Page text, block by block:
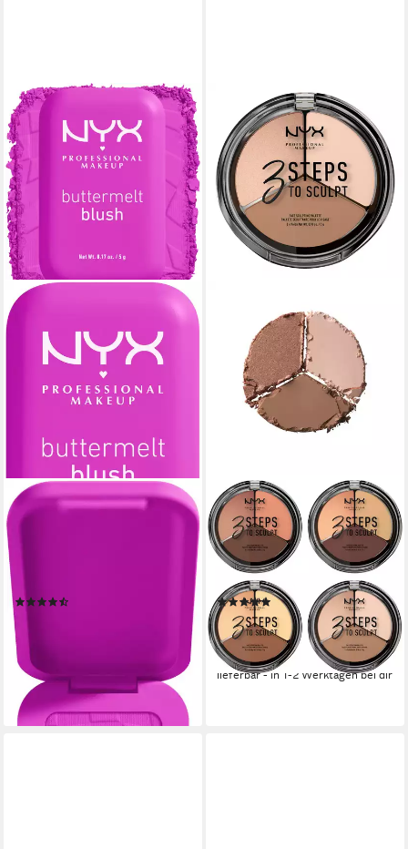
NYX PROFESSIONAL MAKEUP
Rouge BUTTERMELT BLUSH,
6,99 €
(1.398,00 €/ 1 kg)
-30%
lieferbar - in 1-2 Werktagen bei dir
+6
NYX PROFESSIONAL MAKEUP
Puder 3 STEPS TO SCULPT,
einfaches Contouring und
Highlighting, gut verblendbar,
cremig.
(2)
10,99 € UVP12,99 €
(732,67 €/ 1 kg)
-15%
lieferbar - in 1-2 Werktagen bei dir